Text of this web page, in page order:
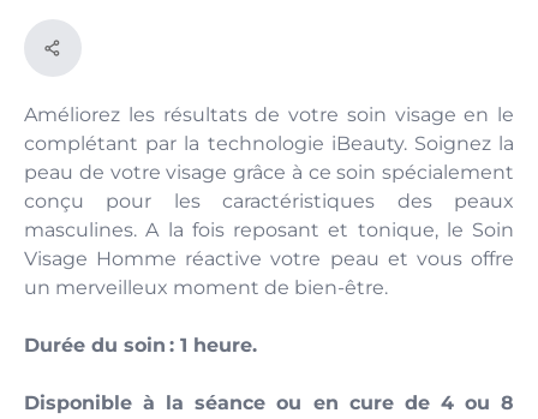
Améliorez les résultats de votre soin visage en le
complétant par la technologie iBeauty. Soignez la
peau de votre visage grâce à ce soin spécialement
conçu pour les caractéristiques des peaux
masculines. A la fois reposant et tonique, le Soin
Visage Homme réactive votre peau et vous offre
un merveilleux moment de bien-être.
Durée du soin : 1 heure.
Disponible à la séance ou en cure de 4 ou 8